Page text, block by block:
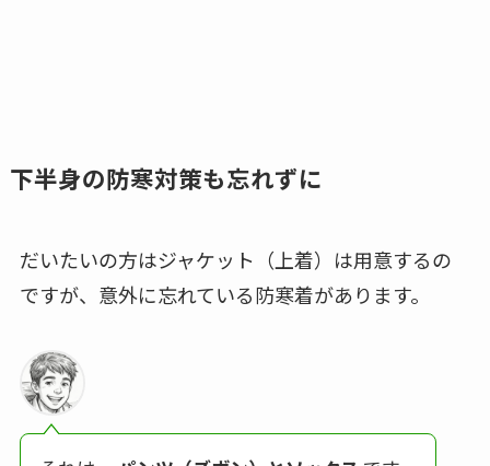
下半身の防寒対策も忘れずに
だいたいの方はジャケット（上着）は用意するの
ですが、意外に忘れている防寒着があります。